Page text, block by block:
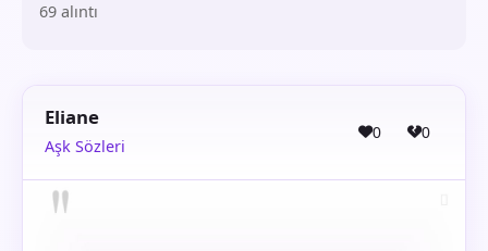
69 alıntı
Eliane
Aşk Sözleri
0 0